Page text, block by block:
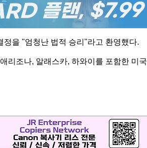
을 "엄청난 법적 승리"라고 환영했다.
리조나, 알래스카, 하와이를 포함한 미국